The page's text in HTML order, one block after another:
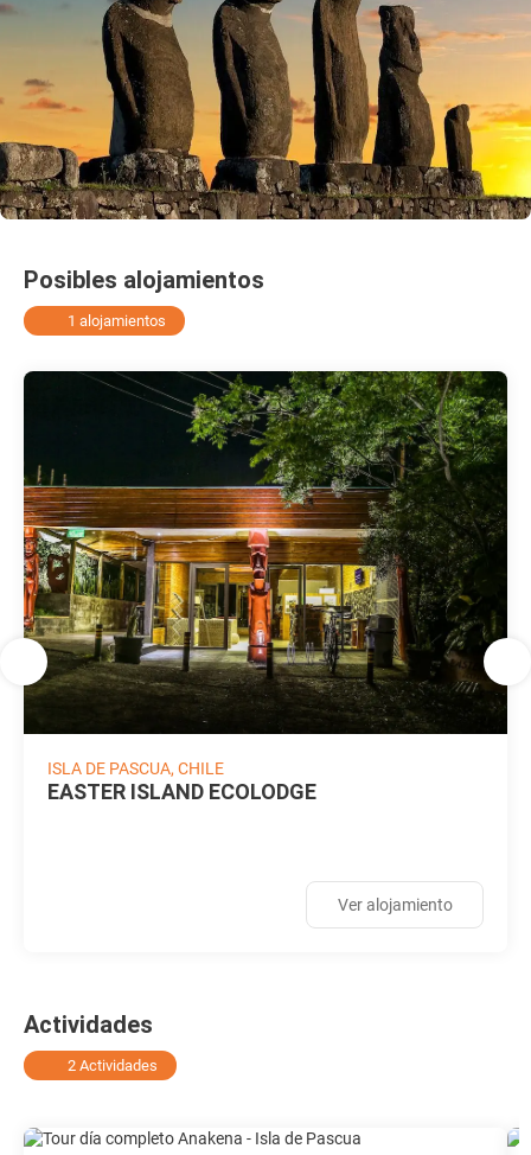
Posibles alojamientos
1 alojamientos
ISLA DE PASCUA, CHILE
EASTER ISLAND ECOLODGE
Ver alojamiento
Actividades
2 Actividades